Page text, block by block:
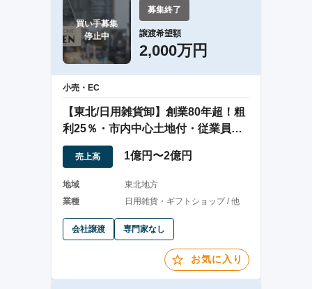
買い手募集
停止中
募集終了
譲渡希望額
2,000万円
小売・EC
【東北/日用雑貨卸】創業80年超！粗
利25％・市内中心土地付・従業員約5
名の法人
売上高 1億円〜2億円
地域
東北地方
業種
日用雑貨・ギフトショップ / 他
会社譲渡 専門家なし
お気に入り